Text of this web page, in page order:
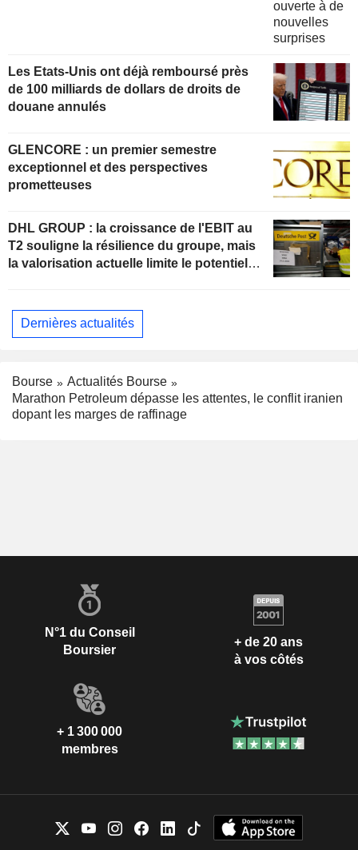
Les Etats-Unis ont déjà remboursé près
de 100 milliards de dollars de droits de
douane annulés
GLENCORE : un premier semestre
exceptionnel et des perspectives
prometteuses
DHL GROUP : la croissance de l'EBIT au
T2 souligne la résilience du groupe, mais
la valorisation actuelle limite le potentiel
Dernières actualités
Bourse
Actualités Bourse
Marathon Petroleum dépasse les attentes, le conflit iranien
dopant les marges de raffinage
N°1 du Conseil
Boursier
+ de 20 ans
à vos côtés
+ 1 300 000
membres